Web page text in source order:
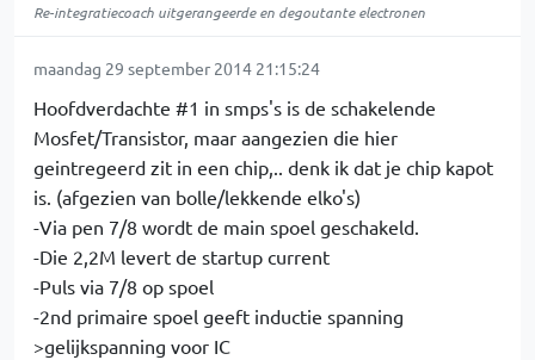
Re-integratiecoach uitgerangeerde en degoutante electronen
maandag 29 september 2014 21:15:24
Hoofdverdachte #1 in smps's is de schakelende
Mosfet/Transistor, maar aangezien die hier
geintregeerd zit in een chip,.. denk ik dat je chip kapot
is. (afgezien van bolle/lekkende elko's)
-Via pen 7/8 wordt de main spoel geschakeld.
-Die 2,2M levert de startup current
-Puls via 7/8 op spoel
-2nd primaire spoel geeft inductie spanning
>gelijkspanning voor IC